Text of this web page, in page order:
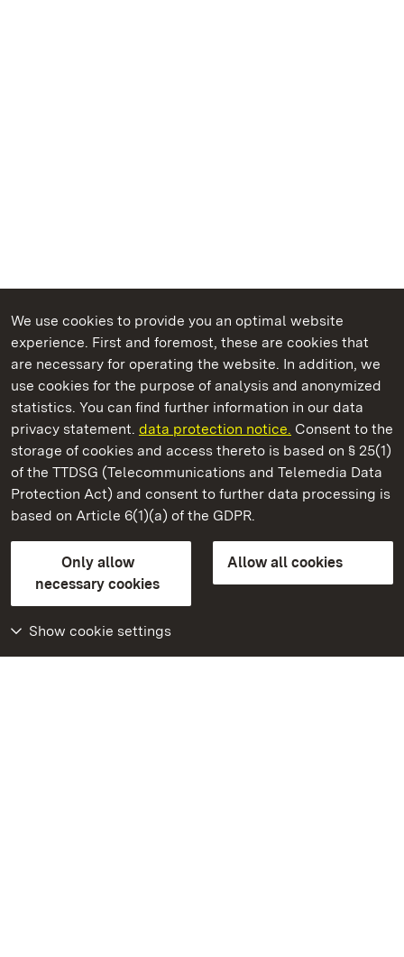
We use cookies to provide you an optimal website
experience. First and foremost, these are cookies that
are necessary for operating the website. In addition, we
use cookies for the purpose of analysis and anonymized
statistics. You can find further information in our data
privacy statement. data protection notice. Consent to the
storage of cookies and access thereto is based on § 25(1)
of the TTDSG (Telecommunications and Telemedia Data
Protection Act) and consent to further data processing is
based on Article 6(1)(a) of the GDPR.
Only allow
necessary cookies
Allow all cookies
Show cookie settings
State Palaces and Gardens of Baden-Wuerttemberg
Staatliche Schlösser und Gärten Baden‑Württemberg
State Palaces and Gardens of Baden-Wuerttemberg
Contact usFAQMasthead
Declaration on barrier-free access
BITV-konform (geprüfte Seiten)